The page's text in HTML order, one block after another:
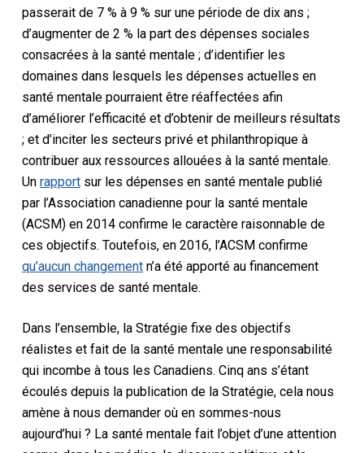
passerait de 7 % à 9 % sur une période de dix ans ;
d’augmenter de 2 % la part des dépenses sociales
consacrées à la santé mentale ; d’identifier les
domaines dans lesquels les dépenses actuelles en
santé mentale pourraient être réaffectées afin
d’améliorer l’efficacité et d’obtenir de meilleurs résultats
; et d’inciter les secteurs privé et philanthropique à
contribuer aux ressources allouées à la santé mentale.
Un rapportsur les dépenses en santé mentale publié
par l’Association canadienne pour la santé mentale
(ACSM) en 2014 confirme le caractère raisonnable de
ces objectifs. Toutefois, en 2016, l’ACSM confirme
qu’aucun changementn’a été apporté au financement
des services de santé mentale.
Dans l’ensemble, la Stratégie fixe des objectifs
réalistes et fait de la santé mentale une responsabilité
qui incombe à tous les Canadiens. Cinq ans s’étant
écoulés depuis la publication de la Stratégie, cela nous
amène à nous demander où en sommes-nous
aujourd’hui ? La santé mentale fait l’objet d’une attention